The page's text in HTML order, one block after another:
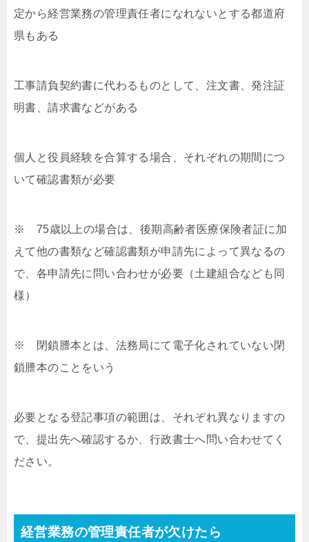
定から経営業務の管理責任者になれないとする都道府
県もある
工事請負契約書に代わるものとして、注文書、発注証
明書、請求書などがある
個人と役員経験を合算する場合、それぞれの期間につ
いて確認書類が必要
※ 75歳以上の場合は、後期高齢者医療保険者証に加
えて他の書類など確認書類が申請先によって異なるの
で、各申請先に問い合わせが必要（土建組合なども同
様）
※ 閉鎖謄本とは、法務局にて電子化されていない閉
鎖謄本のことをいう
必要となる登記事項の範囲は、それぞれ異なりますの
で、提出先へ確認するか、行政書士へ問い合わせてく
ださい。
経営業務の管理責任者が欠けたら